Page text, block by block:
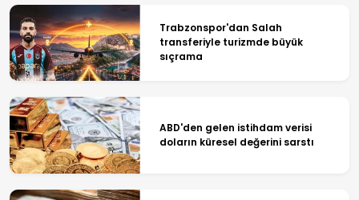
Trabzonspor'dan Salah
transferiyle turizmde büyük
sıçrama
ABD'den gelen istihdam verisi
doların küresel değerini sarstı